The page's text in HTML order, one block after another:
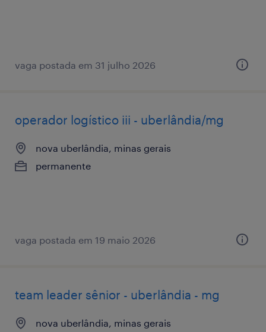
vaga postada em 31 julho 2026
operador logístico iii - uberlândia/mg
nova uberlândia, minas gerais
permanente
vaga postada em 19 maio 2026
team leader sênior - uberlândia - mg
nova uberlândia, minas gerais